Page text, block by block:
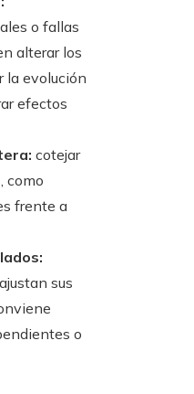
o fallas
alterar los
la evolución
efectos
cotejar
como
frente a
sus
o